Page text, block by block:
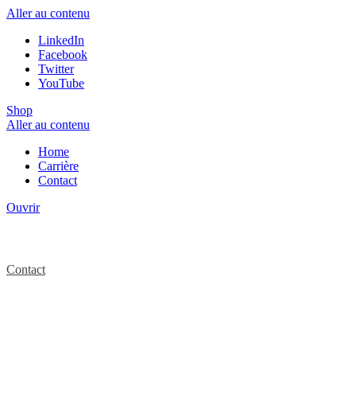
Aller au contenu
LinkedIn
Facebook
Twitter
YouTube
Shop
Aller au contenu
Home
Carrière
Contact
Ouvrir
Contact